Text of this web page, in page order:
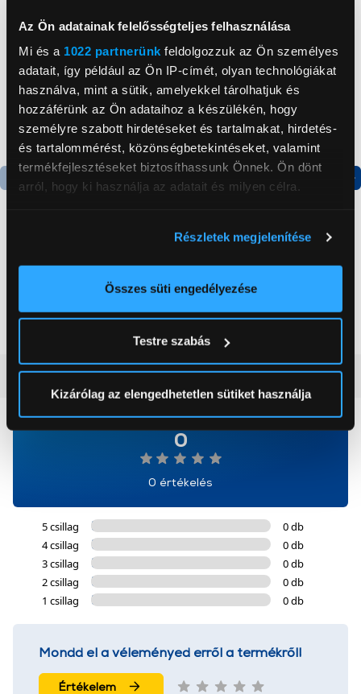
Az Ön adatainak felelősségteljes felhasználása
Mi és a 1022 partnerünk feldolgozzuk az Ön személyes
adatait, így például az Ön IP-címét, olyan technológiákat
használva, mint a sütik, amelyekkel tárolhatjuk és
hozzáférünk az Ön adataihoz a készülékén, hogy
személyre szabott hirdetéseket és tartalmakat, hirdetés-
és tartalommérést, közönségbetekintéseket, valamint
termékfejlesztéseket biztosíthassunk Önnek. Ön dönt
arról, hogy ki használja az adatait és milyen célra.
elhelyezkedéséről pár méteres pontossággal
Az Ön készülékén beazonosítása annak konkrét
módjairól és adja meg preferenciáit aRészletek
pontban. Bármikor módosíthatja vagy visszavonhatja a
Sütinyilatkozathoz való hozzájárulását.
okat használ, melyeket az Ön gépén tárol a rendszer. A
cookie-k személyazonosítására nem alkalmasak,
szolgáltatásaink biztosításához szükségesek. Az oldal
További információk:ÁSZFésAdatvédelem
Részletek megjelenítése
Összes süti engedélyezése
Testre szabás
Kizárólag az elengedhetetlen sütiket használja
199 999 Ft
kombinált hűtőszekrény
179 999 Ft
Vásárlói vélemények(0)
0
0 értékelés
5 csillag
0 db
4 csillag
0 db
3 csillag
0 db
2 csillag
0 db
1 csillag
0 db
Mondd el a véleményed erről a termékről!
Értékelem